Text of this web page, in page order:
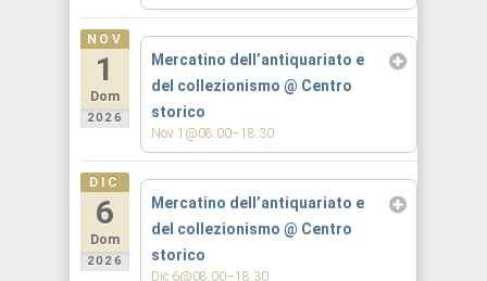
NOV
1
Dom
2026
Mercatino dell’antiquariato e
del collezionismo @ Centro
storico
Nov 1@08:00–18:30
DIC
6
Dom
2026
Mercatino dell’antiquariato e
del collezionismo @ Centro
storico
Dic 6@08:00–18:30